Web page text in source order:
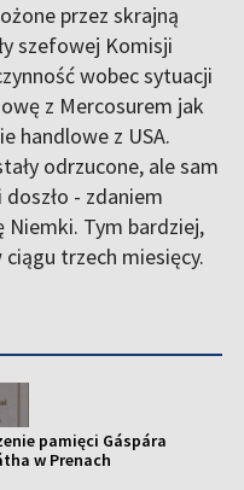
przez skrajną
szefowej Komisji
wobec sytuacji
z Mercosurem jak
handlowe z USA.
odrzucone, ale sam
- zdaniem
Niemki. Tym bardziej,
trzech miesięcy.
pamięci Gáspára
w Prenach